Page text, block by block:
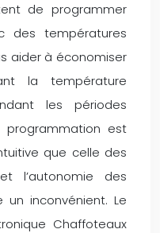
de programmer
des températures
aider à économiser
la température
les périodes
programmation est
que celle des
l’autonomie des
inconvénient. Le
Chaffoteaux